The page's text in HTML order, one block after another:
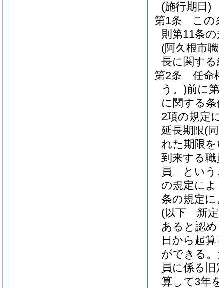
(施行期日)
第1条
この
則第11条
(阿久根市
長に関する
第2条
任命
う。)前に
に関する条
2項の規定
延長期限(
れた期限
到来する職
員」という
の規定に
条の規定
(以下「新
あると認
日から起
ができる。
員に係る
算して3年